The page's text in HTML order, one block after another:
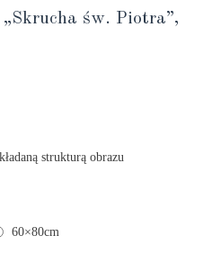
św. Piotra”,
strukturą obrazu
60×80cm